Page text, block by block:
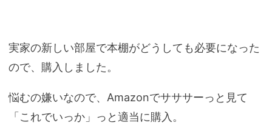
実家の新しい部屋で本棚がどうしても必要になった
ので、購入しました。
悩むの嫌いなので、Amazonでサササーっと見て
「これでいっか」っと適当に購入。